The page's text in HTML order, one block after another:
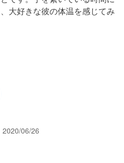
大好きな彼の体温を感じてみ
2020/06/26